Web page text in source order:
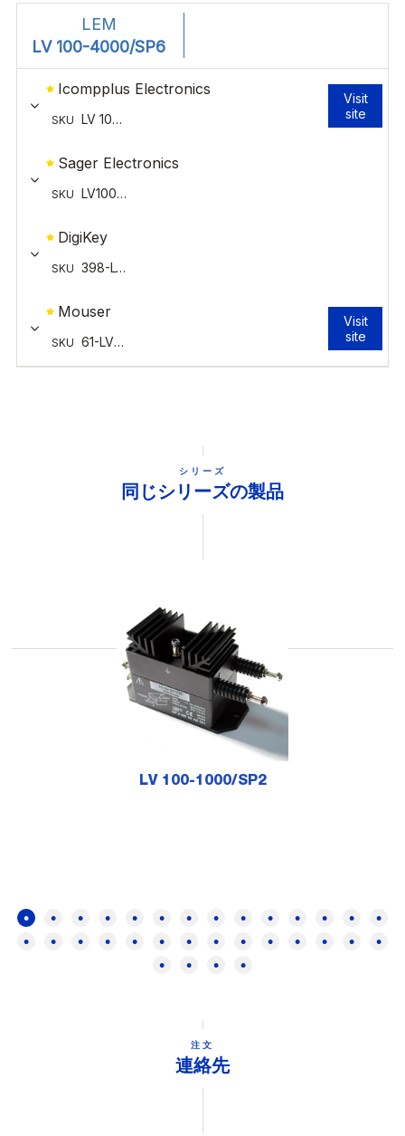
シリーズ
同じシリーズの製品
LV 100-1000/SP2
注文
連絡先